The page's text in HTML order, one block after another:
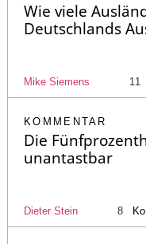
Wie viele
Deutschlands
Mike Siemens 11
KOMMENTAR
Die
unantastbar
Dieter Stein 8